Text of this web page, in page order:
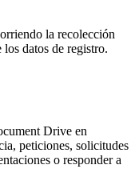
la recolección
datos de registro.
Drive en
peticiones, solicitudes
o responder a